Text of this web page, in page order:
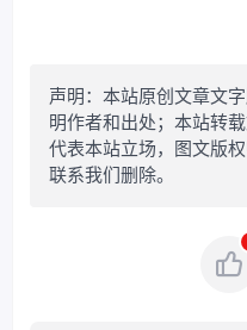
声明：本站原创文章文
明作者和出处；本站转
代表本站立场，图文版
联系我们删除。